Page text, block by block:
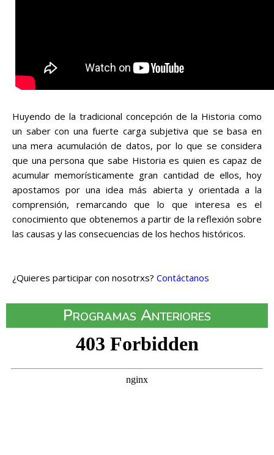
Huyendo de la tradicional concepción de la Historia como
un saber con una fuerte carga subjetiva que se basa en
una mera acumulación de datos, por lo que se considera
que una persona que sabe Historia es quien es capaz de
acumular memorísticamente gran cantidad de ellos, hoy
apostamos por una idea más abierta y orientada a la
comprensión, remarcando que lo que interesa es el
conocimiento que obtenemos a partir de la reflexión sobre
las causas y las consecuencias de los hechos históricos.
¿Quieres participar con nosotrxs? Contáctanos
Programas Anteriores